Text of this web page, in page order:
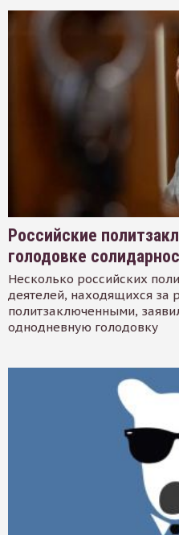
Российские
голодовке
Несколько российских
деятелей, находящихся за
политзаключенными,
однодневную голодовку